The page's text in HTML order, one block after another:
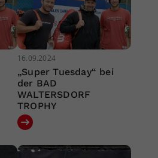
16.09.2024
„Super Tuesday“ bei
der BAD
WALTERSDORF
TROPHY